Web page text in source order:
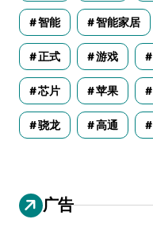
智能 智能家居
正式 游戏
芯片 苹果
骁龙 高通
广告